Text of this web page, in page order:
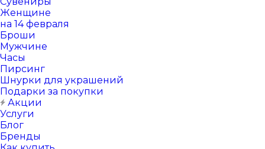
Женщине
на 14 февраля
Броши
Мужчине
Часы
Пирсинг
Шнурки для украшений
Подарки за покупки
Акции
Услуги
Блог
Бренды